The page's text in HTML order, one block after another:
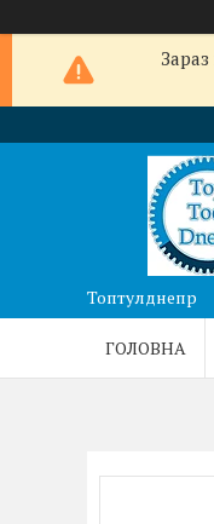
Топтулднепр
ГОЛОВНА